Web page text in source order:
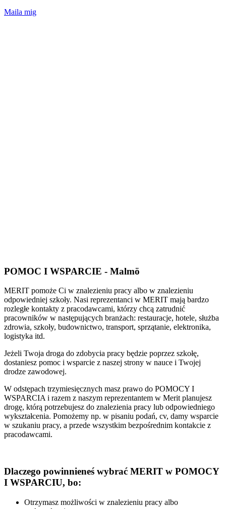
Maila mig
POMOC I WSPARCIE - Malmö
MERIT pomoże Ci w znalezieniu pracy albo w znalezieniu
odpowiedniej szkoły. Nasi reprezentanci w MERIT mają bardzo
rozległe kontakty z pracodawcami, którzy chcą zatrudnić
pracowników w następujących branżach: restauracje, hotele, służba
zdrowia, szkoły, budownictwo, transport, sprzątanie, elektronika,
logistyka itd.
Jeżeli Twoja droga do zdobycia pracy będzie poprzez szkołę,
dostaniesz pomoc i wsparcie z naszej strony w nauce i Twojej
drodze zawodowej.
W odstępach trzymiesięcznych masz prawo do POMOCY I
WSPARCIA i razem z naszym reprezentantem w Merit planujesz
drogę, którą potrzebujesz do znalezienia pracy lub odpowiedniego
wykształcenia. Pomożemy np. w pisaniu podań, cv, damy wsparcie
w szukaniu pracy, a przede wszystkim bezpośrednim kontakcie z
pracodawcami.
Dlaczego powinnieneś wybrać MERIT w POMOCY
I WSPARCIU, bo:
Otrzymasz możliwości w znalezieniu pracy albo